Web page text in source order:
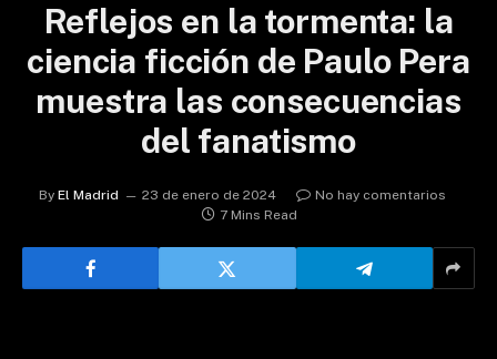
Reflejos en la tormenta: la
ciencia ficción de Paulo Pera
muestra las consecuencias
del fanatismo
By El Madrid 23 de enero de 2024
No hay comentarios
7 Mins Read